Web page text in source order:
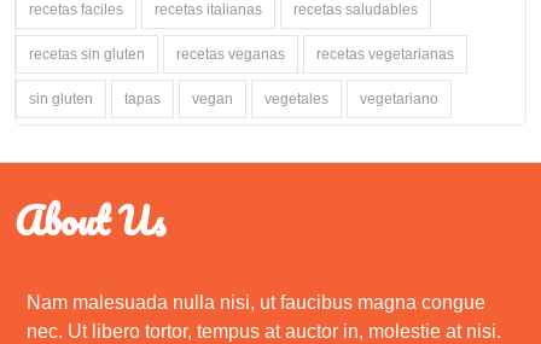
recetas faciles recetas italianas recetas saludables
recetas sin gluten recetas veganas recetas vegetarianas
sin gluten tapas vegan vegetales vegetariano
About Us
Nam malesuada nulla nisi, ut faucibus magna congue
nec. Ut libero tortor, tempus at auctor in, molestie at nisi.